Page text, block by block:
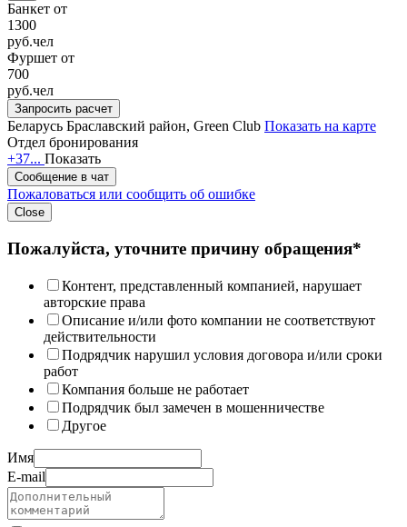
Банкет от
1300
руб.чел
Фуршет от
700
руб.чел
Запросить расчет
Беларусь Браславский район, Green Club Показать на карте
Отдел бронирования
+37... Показать
Сообщение в чат
Пожаловаться или сообщить об ошибке
Close
Пожалуйста, уточните причину обращения*
Контент, представленный компанией, нарушает
авторские права
Описание и/или фото компании не соответствуют
действительности
Подрядчик нарушил условия договора и/или сроки
работ
Компания больше не работает
Подрядчик был замечен в мошенничестве
Другое
Имя
E-mail